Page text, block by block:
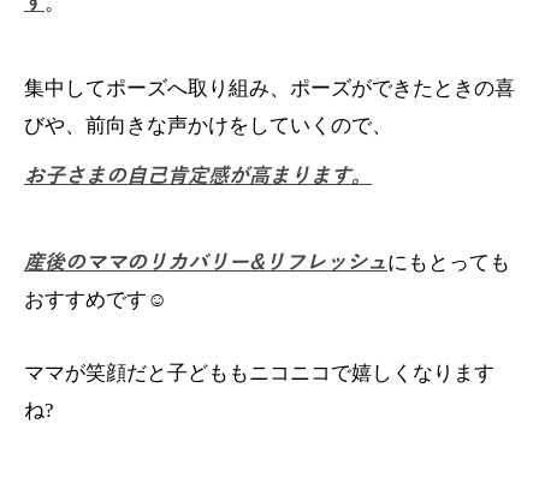
集中してポーズへ取り組み、ポーズができたときの喜
びや、前向きな声かけをしていくので、
お子さまの自己肯定感が高まります。
産後のママのリカバリー&リフレッシュにもとっても
おすすめです☺️
ママが笑顔だと子どももニコニコで嬉しくなります
ね?